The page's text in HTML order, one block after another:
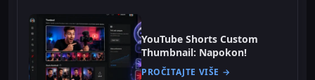
YouTube Shorts Custom
Thumbnail: Napokon!
PROČITAJTE VIŠE →